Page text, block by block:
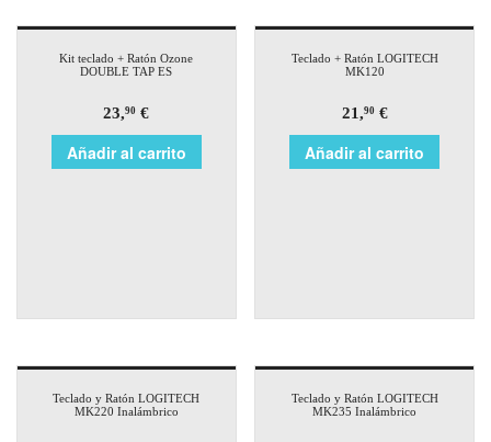
Kit teclado + Ratón Ozone
DOUBLE TAP ES
23,90 €
Añadir al carrito
Teclado + Ratón LOGITECH
MK120
21,90€
Añadir al carrito
Teclado y Ratón LOGITECH
MK220 Inalámbrico
Teclado y Ratón LOGITECH
MK235 Inalámbrico